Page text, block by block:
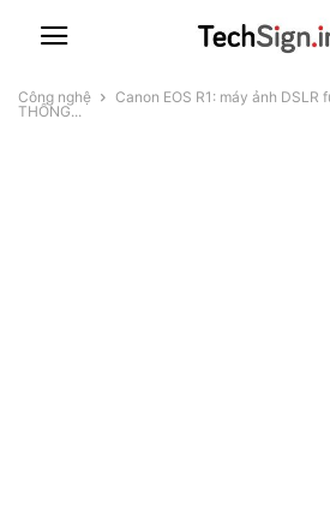
Công nghệ
Canon EOS R1: máy ảnh
THỐNG...